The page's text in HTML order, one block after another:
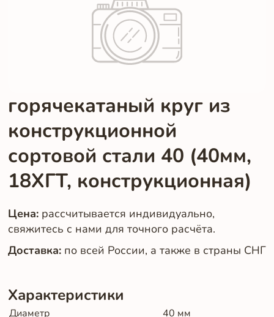
горячекатаный круг из
конструкционной
сортовой стали 40 (40мм,
18ХГТ, конструкционная)
Цена: рассчитывается индивидуально,
свяжитесь с нами для точного расчёта.
Доставка: по всей России, а также в страны СНГ
Характеристики
Диаметр 40 мм